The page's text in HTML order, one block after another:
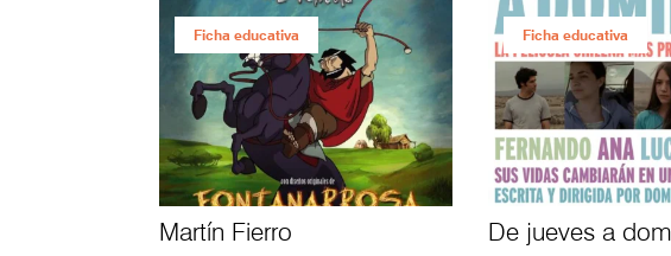
Ficha educativa
Martín Fierro
Ficha educativa
De jueves a